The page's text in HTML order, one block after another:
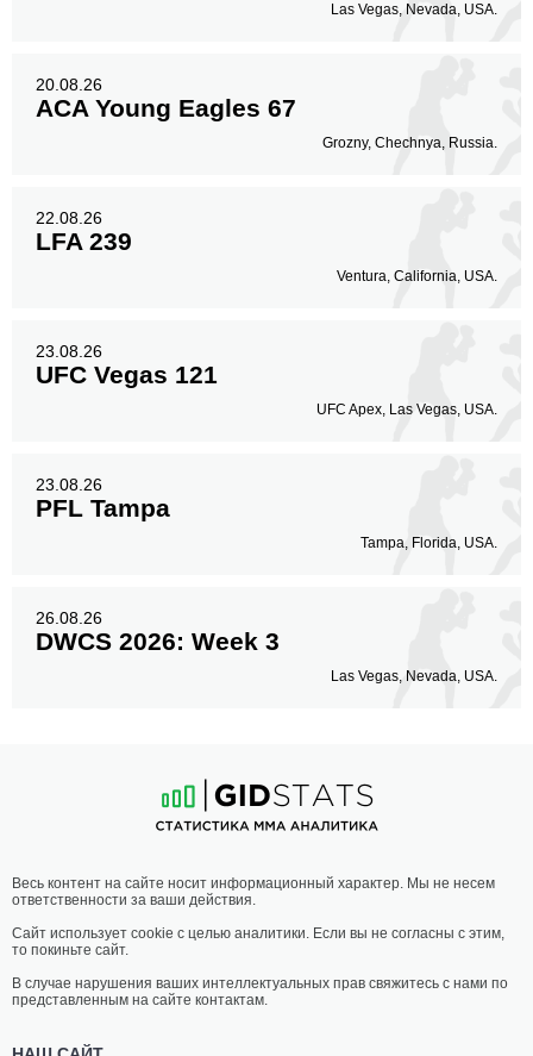
Las Vegas, Nevada, USA.
20.08.26
ACA Young Eagles 67
Grozny, Chechnya, Russia.
22.08.26
LFA 239
Ventura, California, USA.
23.08.26
UFC Vegas 121
UFC Apex, Las Vegas, USA.
23.08.26
PFL Tampa
Tampa, Florida, USA.
26.08.26
DWCS 2026: Week 3
Las Vegas, Nevada, USA.
Весь контент на сайте носит информационный характер. Мы не несем
ответственности за ваши действия.
Сайт использует cookie с целью аналитики. Если вы не согласны с этим,
то покиньте сайт.
В случае нарушения ваших интеллектуальных прав свяжитесь с нами по
представленным на сайте контактам.